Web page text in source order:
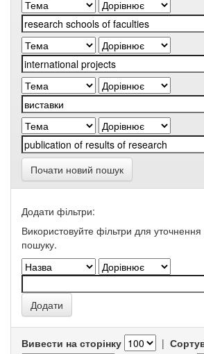
Почати новий пошук
Додати фільтри:
Використовуйте фільтри для уточнення
пошуку.
Вивести на сторінку |